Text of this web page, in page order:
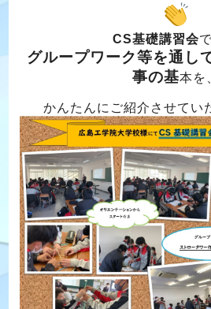
CS基礎講習会
グループワーク等を通し
事の基本を
かんたんにご紹介させてい